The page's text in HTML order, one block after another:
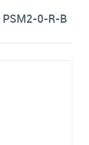
PSM2-0-R-B